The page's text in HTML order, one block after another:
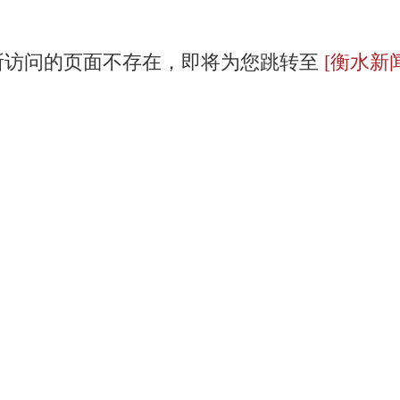
问的页面不存在，即将为您跳转至 [衡水新